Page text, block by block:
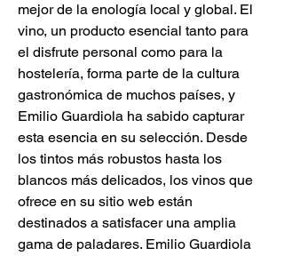
mejor de la enología local y global. El
vino, un producto esencial tanto para
el disfrute personal como para la
hostelería, forma parte de la cultura
gastronómica de muchos países, y
Emilio Guardiola ha sabido capturar
esta esencia en su selección. Desde
los tintos más robustos hasta los
blancos más delicados, los vinos que
ofrece en su sitio web están
destinados a satisfacer una amplia
gama de paladares. Emilio Guardiola